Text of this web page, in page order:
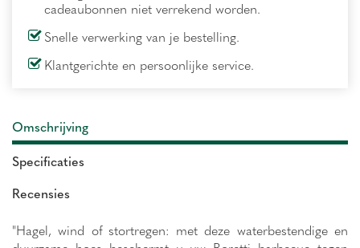
cadeaubonnen niet verrekend worden.
Snelle verwerking van je bestelling.
Klantgerichte en persoonlijke service.
Omschrijving
Specificaties
Recensies
"Hagel, wind of stortregen: met deze waterbestendige en